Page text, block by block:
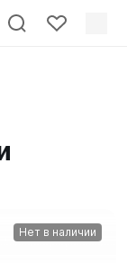
Нет в наличии